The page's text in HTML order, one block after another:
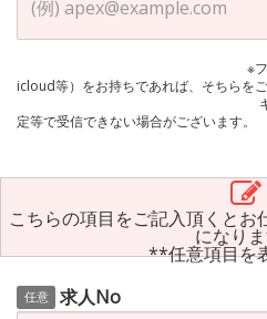
※
icloud等）をお持ちであれば、そちらをご
キャリアメールの
定等で受信できない場合がございます。
こちらの項目をご記入頂くと
になりま
**任意項目を
任意 求人No